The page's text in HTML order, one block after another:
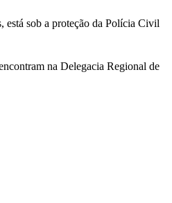
está sob a proteção da Polícia Civil
na Delegacia Regional de